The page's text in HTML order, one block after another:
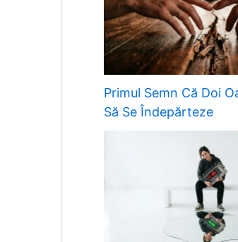
Primul Semn Că Doi
Să Se Îndepărteze